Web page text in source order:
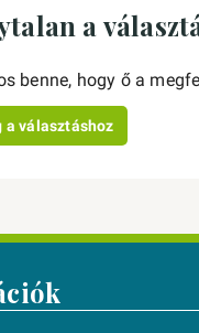
a
benne, hogy ő a
a választáshoz